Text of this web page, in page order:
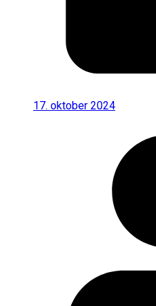
17. oktober 2024